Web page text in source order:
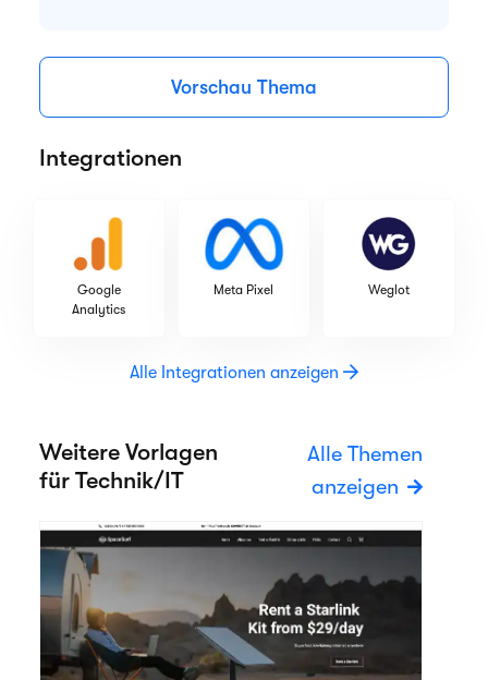
Vorschau Thema
Integrationen
Google
Analytics
Meta Pixel Weglot
Alle Integrationen anzeigen
Weitere Vorlagen
für Technik/IT
Alle Themen
anzeigen